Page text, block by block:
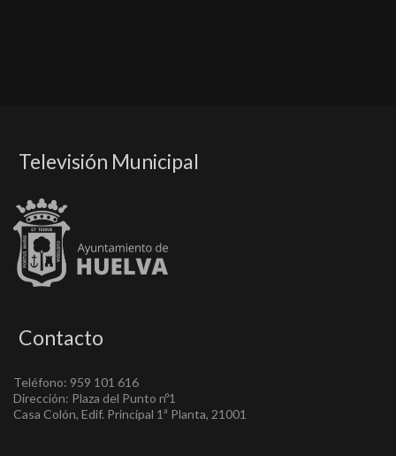
Televisión Municipal
Contacto
Teléfono: 959 101 616
Dirección: Plaza del Punto nº1
Casa Colón, Edif. Principal 1ª Planta, 21001